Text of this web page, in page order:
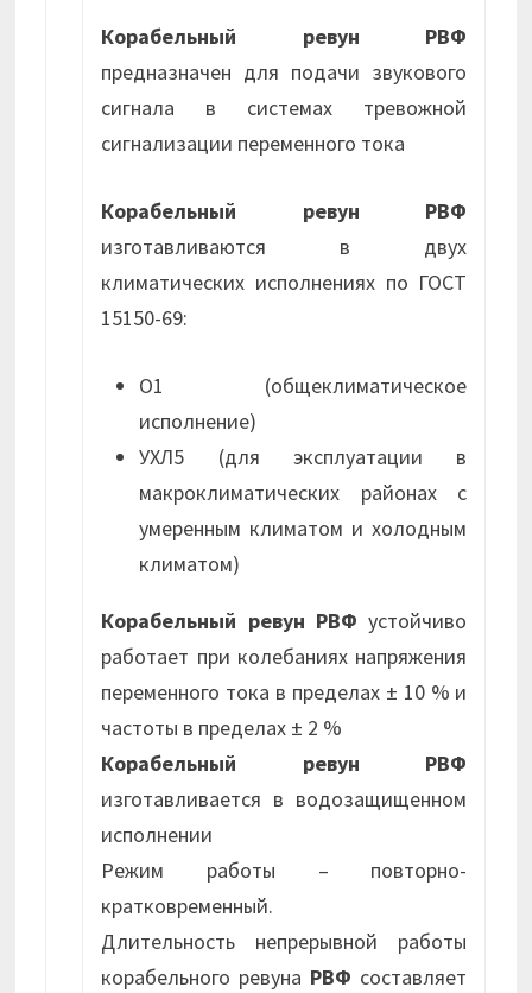
Корабельный ревун РВФ
предназначен для подачи звукового
сигнала в системах тревожной
сигнализации переменного тока
Корабельный ревун РВФ
изготавливаются в двух
климатических исполнениях по ГОСТ
15150-69:
О1 (общеклиматическое
исполнение)
УХЛ5 (для эксплуатации в
макроклиматических районах с
умеренным климатом и холодным
климатом)
Корабельный ревун РВФ устойчиво
работает при колебаниях напряжения
переменного тока в пределах ± 10 % и
частоты в пределах ± 2 %
Корабельный ревун РВФ
изготавливается в водозащищенном
исполнении
Режим работы – повторно-
кратковременный.
Длительность непрерывной работы
корабельного ревуна РВФ составляет